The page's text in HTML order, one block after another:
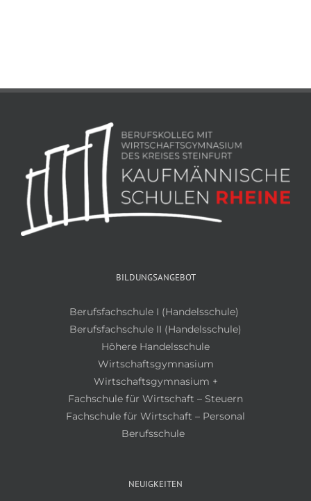
BILDUNGSANGEBOT
Berufsfachschule I (Handelsschule)
Berufsfachschule II (Handelsschule)
Höhere Handelsschule
Wirtschaftsgymnasium
Wirtschaftsgymnasium +
Fachschule für Wirtschaft – Steuern
Fachschule für Wirtschaft – Personal
Berufsschule
NEUIGKEITEN